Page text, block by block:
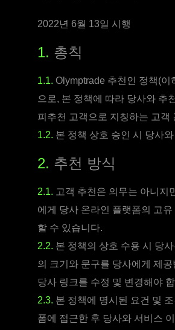
2022년 6월 13일 시행
1. 총칙
1.1. Olymptrade 추천인 정책(
으로, 본 정책에 따라 당사와 추
피추천 고객으로 지칭하는 고객
1.2. 본 정책 상호 승인 시 당사
2. 추천 방식
2.1. 고객 추천은 의무는 아니지
에게 당사 온라인 플랫폼의 고
할 수 있습니다.
2.2. 본 정책의 상호 수용 시 당
의 크기와 문구를 당사에게 제
당사 링크를 수정 및 변경해야
2.3. 본 정책에 명시된 요건 및
폼에 접근한 후 당사와 서비스